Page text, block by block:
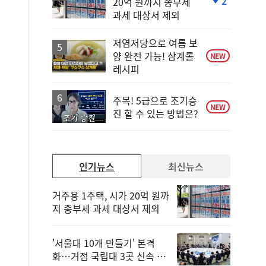
과세 대상서 제외
저염저당으로 여름 보
양 완전 가능! 삼계롤
레시피
NEW
주목! 5급으로 조기승
진 할 수 있는 방법은?
NEW
인기뉴스
거주용 1주택, 시가 20억 원까
지 종부세 과세 대상서 제외
'서울대 10개 만들기' 본격
화…거점 국립대 3곳 신속 선
최신뉴스